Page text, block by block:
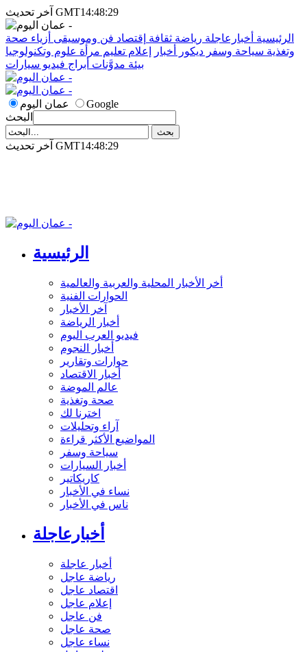
آخر تحديث GMT14:48:29
الرئيسية أخبارعاجلة رياضة ثقافة إقتصاد فن وموسيقى أزياء صحة
وتغذية سياحة وسفر ديكور أخبار إعلام تعليم مرأة علوم وتكنولوجيا
بيئة مدوَّنات أبراج فيديو سيارات
عمان اليوم
Google
البحث
آخر تحديث GMT14:48:29
الرئيسية
أخر الأخبار المحلية والعربية والعالمية
الحوارات الفنية
آخر الأخبار
أخبار الرياضة
فيديو العرب اليوم
أخبار النجوم
حوارات وتقارير
أخبار الاقتصاد
عالم الموضة
صحة وتغذية
اخترنا لك
آراء وتحليلات
المواضيع الأكثر قراءة
سياحة وسفر
أخبار السيارات
كاريكاتير
نساء في الأخبار
ناس في الأخبار
أخبارعاجلة
أخبار عاجلة
رياضة عاجل
اقتصاد عاجل
إعلام عاجل
فن عاجل
صحة عاجل
نساء عاجل